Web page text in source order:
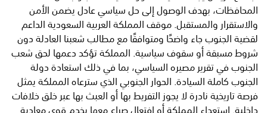
المحافظات، بهدف الوصول إلى حل سياسي عادل يضمن الأمن
والاستقرار والمستقبل. موقف المملكة العربية السعودية الداعم
لقضية الجنوب جاء واضحًا ومتوافقًا مع مطالب شعبنا العادلة دون
شروط مسبقة أو سقوف سياسية. المملكة تؤكد دعمها لحق شعب
الجنوب في تقرير مصيره السياسي، بما في ذلك استعادة دولة
الجنوب كاملة السيادة. الحوار الجنوبي الذي سترعاه المملكة يمثل
فرصة تاريخية نادرة لا يجوز التفريط بها أو العبث بها عبر خلق خلافات